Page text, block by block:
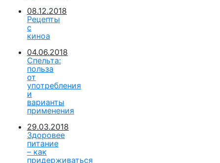
08.12.2018
Рецепты
с
киноа
04.06.2018
Спельта:
польза
от
употребления
и
варианты
применения
29.03.2018
Здоровее
питание
– как
придерживаться